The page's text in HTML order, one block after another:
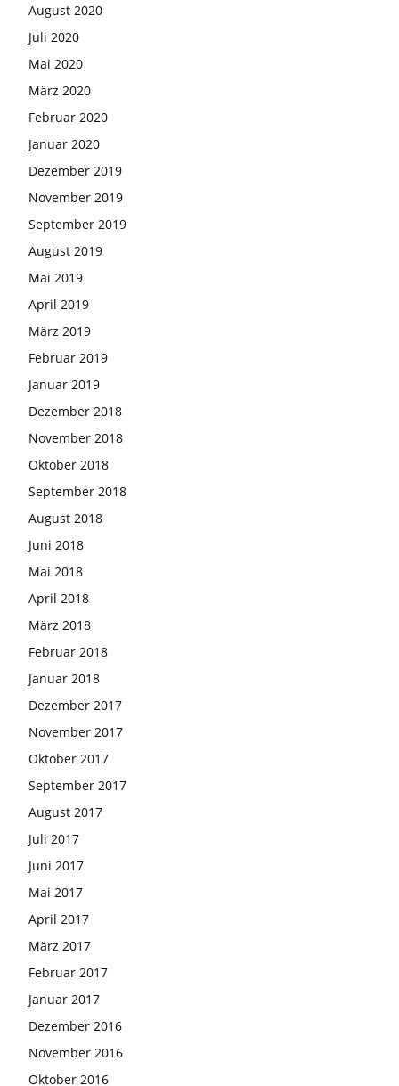
August 2020
Juli 2020
Mai 2020
März 2020
Februar 2020
Januar 2020
Dezember 2019
November 2019
September 2019
August 2019
Mai 2019
April 2019
März 2019
Februar 2019
Januar 2019
Dezember 2018
November 2018
Oktober 2018
September 2018
August 2018
Juni 2018
Mai 2018
April 2018
März 2018
Februar 2018
Januar 2018
Dezember 2017
November 2017
Oktober 2017
September 2017
August 2017
Juli 2017
Juni 2017
Mai 2017
April 2017
März 2017
Februar 2017
Januar 2017
Dezember 2016
November 2016
Oktober 2016